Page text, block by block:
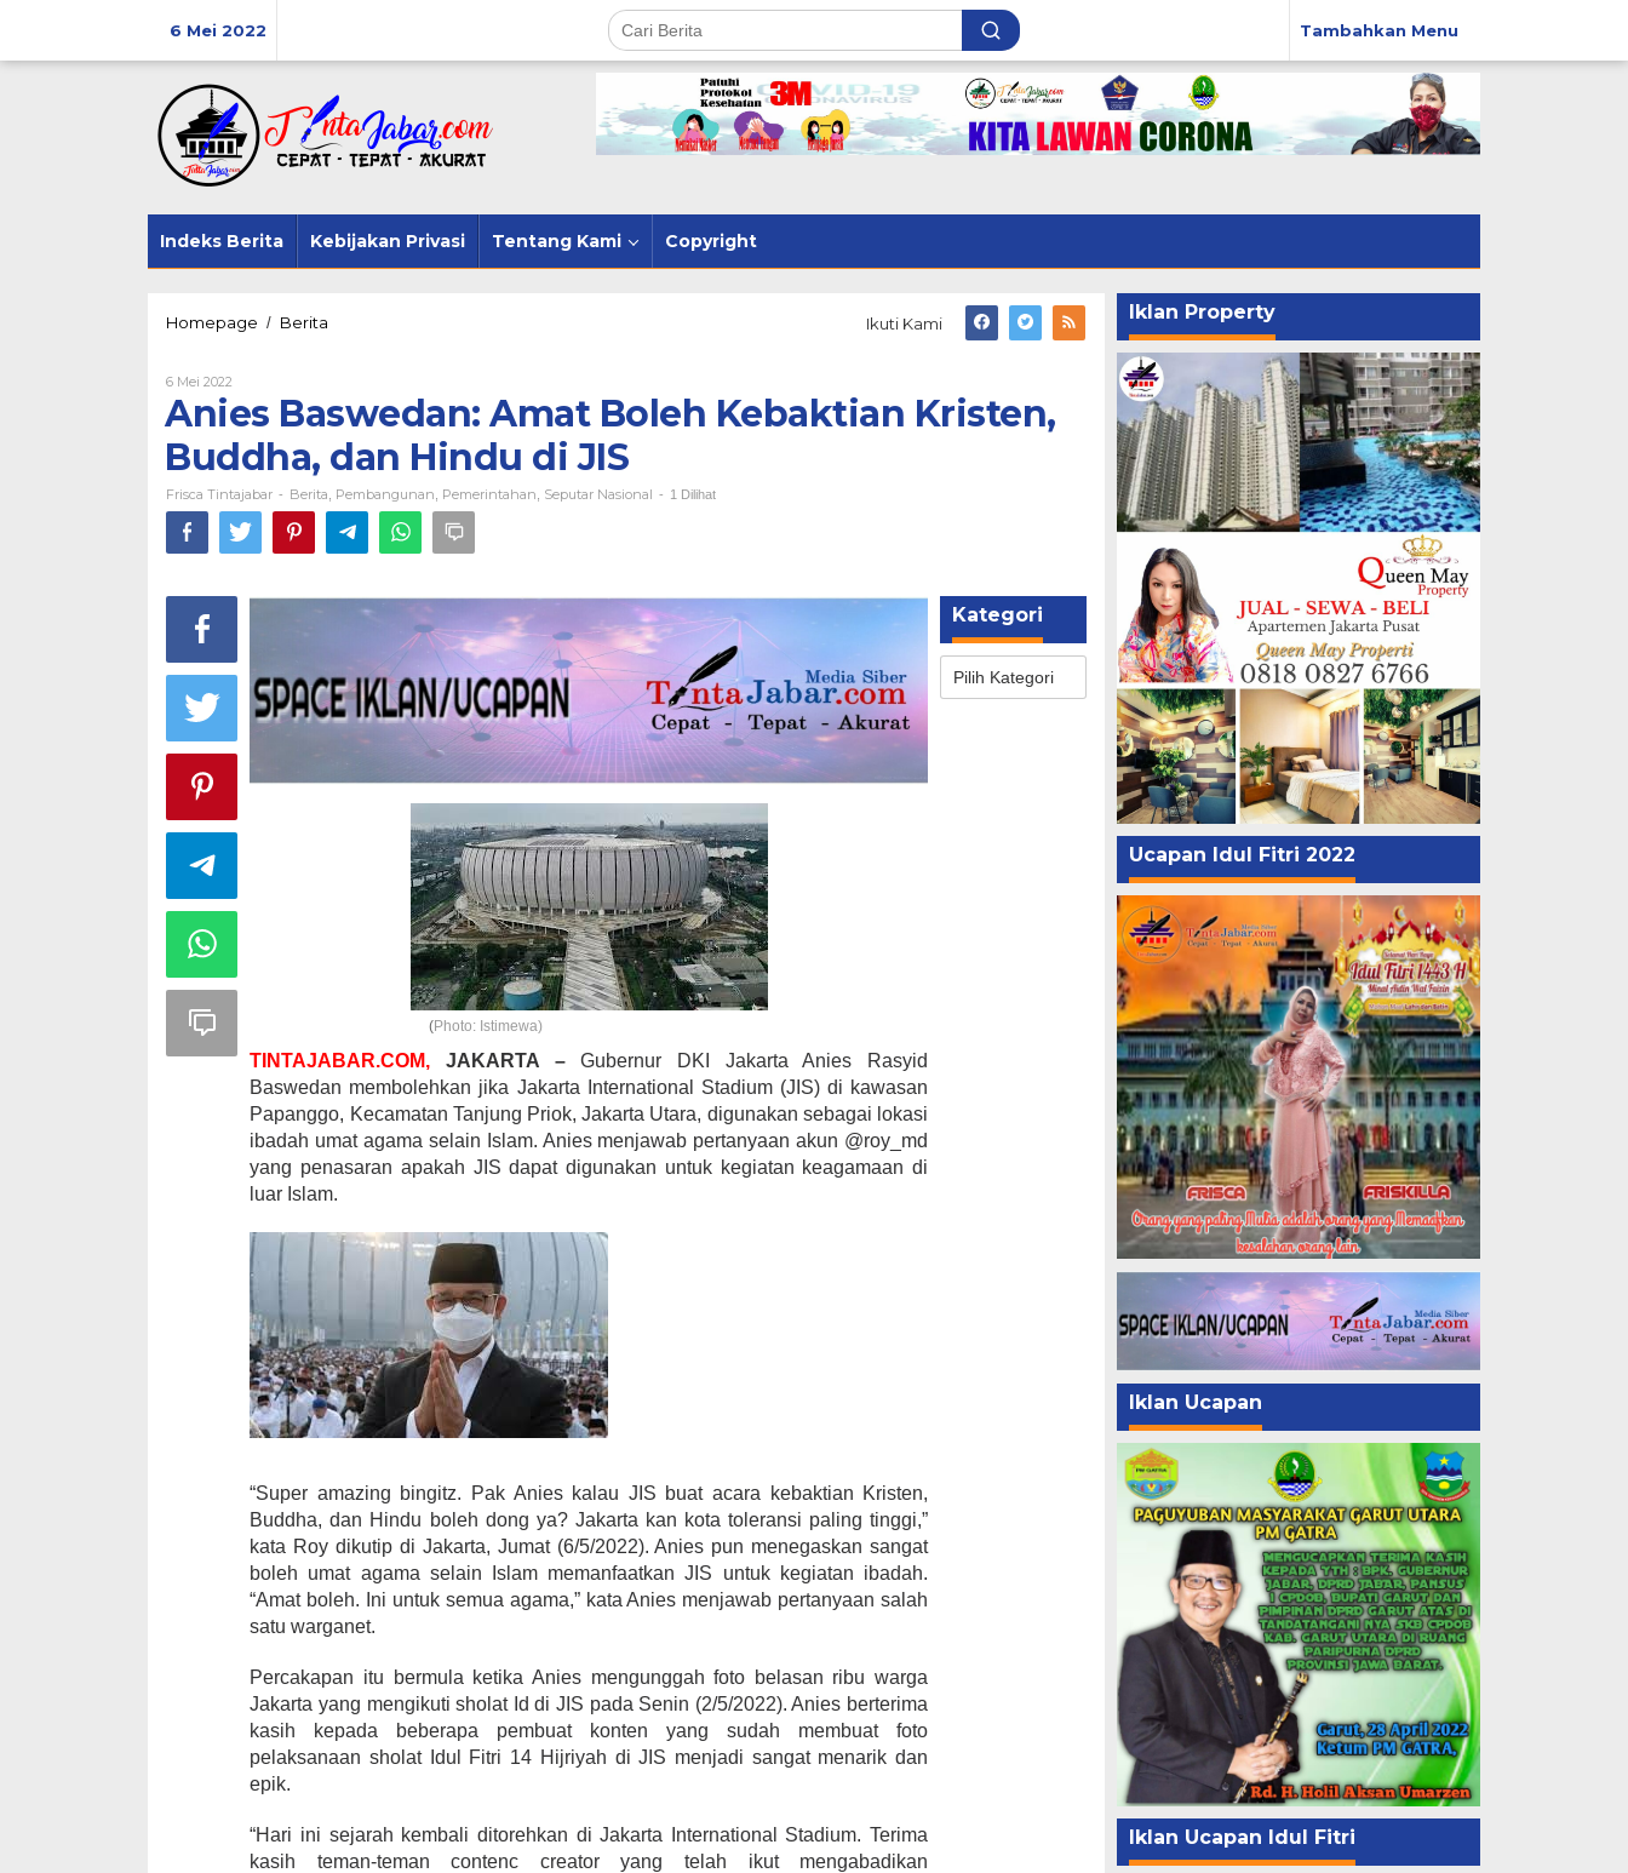
6 Mei 2022 Tambahkan Menu
Indeks Berita Kebijakan Privasi Tentang Kami Copyright
Homepage / Berita
Kebaktian
Kristen,
Buddha,
dan
Hindu
di
JIS
Ikuti Kami
6 Mei 2022
Tintajabar
Anies Baswedan: Amat Boleh Kebaktian Kristen,
Buddha, dan Hindu di JIS
Frisca Tintajabar - Berita Pembangunan Pemerintahan Seputar Nasional - 1 Dilihat
(Photo: Istimewa)
TINTAJABAR.COM, JAKARTA –Gubernur DKI Jakarta Anies Rasyid
Baswedan membolehkan jika Jakarta International Stadium (JIS) di kawasan
Papanggo, Kecamatan Tanjung Priok, Jakarta Utara, digunakan sebagai lokasi
ibadah umat agama selain Islam. Anies menjawab pertanyaan akun @roy_md
yang penasaran apakah JIS dapat digunakan untuk kegiatan keagamaan di
luar Islam.
“Super amazing bingitz. Pak Anies kalau JIS buat acara kebaktian Kristen,
Buddha, dan Hindu boleh dong ya? Jakarta kan kota toleransi paling tinggi,”
kata Roy dikutip di Jakarta, Jumat (6/5/2022). Anies pun menegaskan sangat
boleh umat agama selain Islam memanfaatkan JIS untuk kegiatan ibadah.
“Amat boleh. Ini untuk semua agama,” kata Anies menjawab pertanyaan salah
satu warganet.
Percakapan itu bermula ketika Anies mengunggah foto belasan ribu warga
Jakarta yang mengikuti sholat Id di JIS pada Senin (2/5/2022). Anies berterima
kasih kepada beberapa pembuat konten yang sudah membuat foto
pelaksanaan sholat Idul Fitri 14 Hijriyah di JIS menjadi sangat menarik dan
epik.
“Hari ini sejarah kembali ditorehkan di Jakarta International Stadium. Terima
kasih teman-teman contenc creator yang telah ikut mengabadikan
Kategori
Iklan Property
Ucapan Idul Fitri 2022
Iklan Ucapan
Iklan Ucapan Idul Fitri